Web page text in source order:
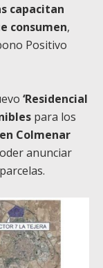
capacitan
consumen,
Positivo
‘Residencial
para los
Colmenar
anunciar